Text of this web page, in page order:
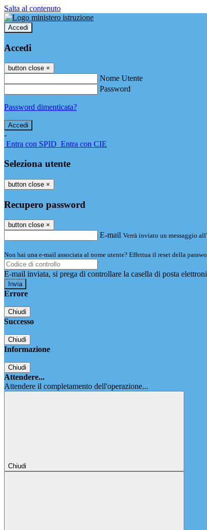
Salta al contenuto
Accedi
Accedi
button close ×
Nome Utente
Password
Password dimenticata?
-
Entra con SPID Entra con CIE
Seleziona utente
button close ×
Recupero password
button close ×
E-mail Verrà inviato un messaggio
Non hai una e-mail associata al nome utente? Effettua il reset della
E-mail inviata, si prega di controllare la casella di posta
Errore
Chiudi
Successo
Chiudi
Informazione
Chiudi
Attendere...
Attendere il completamento dell'operazione...
Chiudi